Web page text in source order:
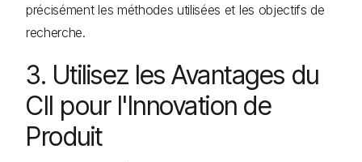
précisément les méthodes utilisées et les objectifs de
recherche.
3. Utilisez les Avantages du
CII pour l'Innovation de
Produit